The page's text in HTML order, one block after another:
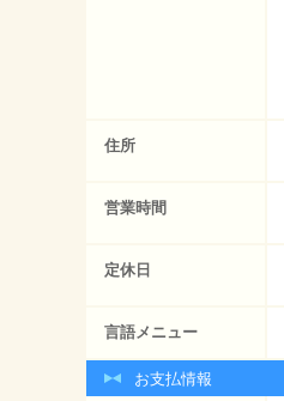
住所
営業時間
定休日
言語メニュー
お支払情報